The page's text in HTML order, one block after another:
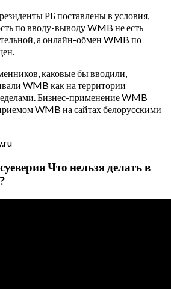
РБ поставлены в условия,
по вводу-выводу WMB не есть
а онлайн-обмен WMB по
каковые бы вводили,
WMB как на территории
Бизнес-применение WMB
WMB на сайтах белорусскими
Что нельзя делать в